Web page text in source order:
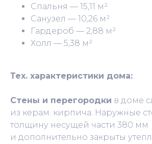
Спальня — 15,11 м²
Санузел — 10,26 м²
Гардероб — 2,88 м²
Холл — 5,38 м²
Тех. характеристики дома:
Стены и перегородки в доме
из керам. кирпича. Наружные
толщину несущей части 380 мм
и дополнительно закрыты